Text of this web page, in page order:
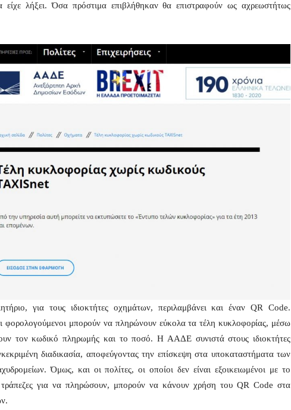
είχε λήξει. Όσα πρόστιμα επιβλήθηκαν θα επιστραφούν ως αχρεωστήτως
για τους ιδιοκτήτες οχημάτων, περιλαμβάνει και έναν QR Code.
φορολογούμενοι μπορούν να πληρώνουν εύκολα τα τέλη κυκλοφορίας, μέσω
τον κωδικό πληρωμής και το ποσό. Η ΑΑΔΕ συνιστά στους ιδιοκτήτες
διαδικασία, αποφεύγοντας την επίσκεψη στα υποκαταστήματα των
Όμως, και οι πολίτες, οι οποίοι δεν είναι εξοικειωμένοι με το
τράπεζες για να πληρώσουν, μπορούν να κάνουν χρήση του QR Code στα